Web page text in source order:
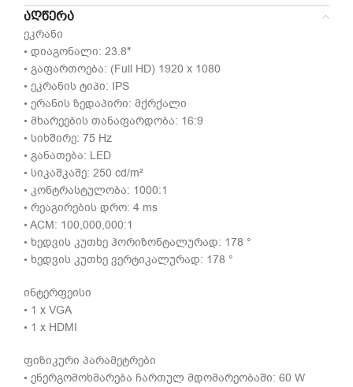
ᲐᲦᲬᲔᲠᲐ
ეკრანი
• დიაგონალი: 23.8″
• გაფართოება: (Full HD) 1920 x 1080
• ეკრანის ტიპი: IPS
• ერანის ზედაპირი: მქრქალი
• მხარეების თანაფარდობა: 16:9
• სიხშირე: 75 Hz
• განათება: LED
• სიკაშკაშე: 250 cd/m²
• კონტრასტულობა: 1000:1
• რეაგირების დრო: 4 ms
• ACM: 100,000,000:1
• ხედვის კუთხე ჰორიზონტალურად: 178 °
• ხედვის კუთხე ვერტიკალურად: 178 °
ინტერფეისი
• 1 x VGA
• 1 x HDMI
ფიზიკური პარამეტრები
• ენერგომოხმარება ჩართულ მდომარეობაში: 60 W